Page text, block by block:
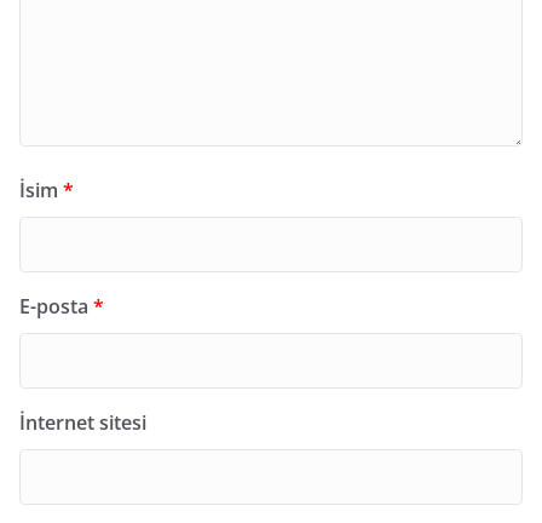
İsim *
E-posta *
İnternet sitesi